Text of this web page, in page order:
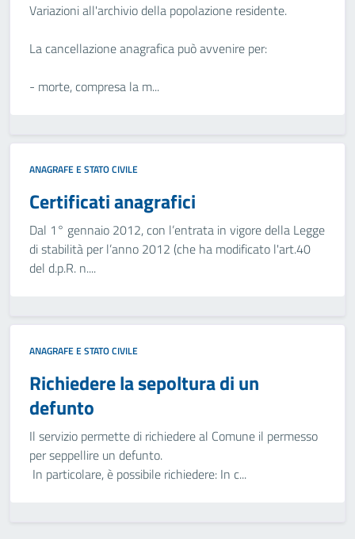
Variazioni all'archivio della popolazione residente.
La cancellazione anagrafica può avvenire per:
- morte, compresa la m...
ANAGRAFE E STATO CIVILE
Certificati anagrafici
Dal 1° gennaio 2012, con l’entrata in vigore della Legge
di stabilità per l’anno 2012 (che ha modificato l'art.40
del d.p.R. n....
ANAGRAFE E STATO CIVILE
Richiedere la sepoltura di un
defunto
Il servizio permette di richiedere al Comune il permesso
per seppellire un defunto.
In particolare, è possibile richiedere: In c...